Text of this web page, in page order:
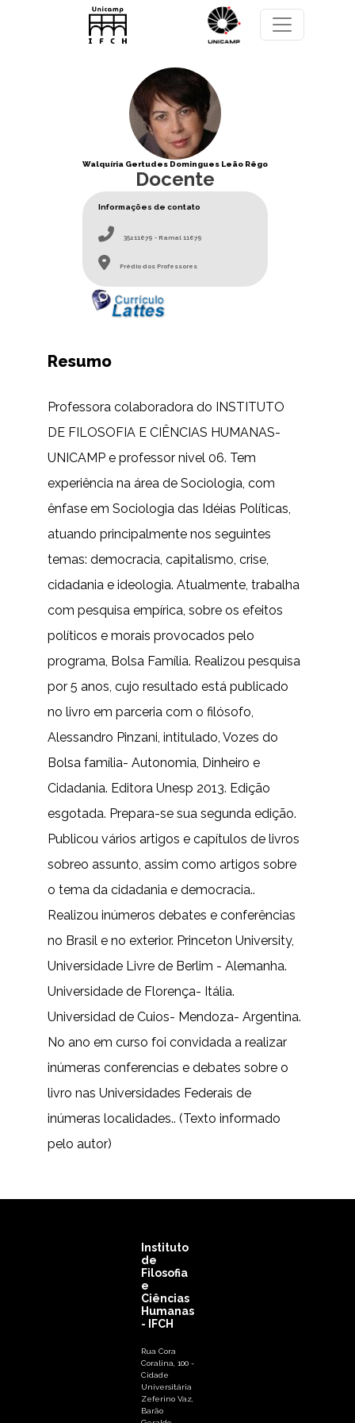
Pular para o conteúdo principal
Walquíria Gertudes Domingues Leão Rêgo
Docente
Informações de contato
35211679 - Ramal 11679
Prédio dos Professores
Resumo
Professora colaboradora do INSTITUTO
DE FILOSOFIA E CIÊNCIAS HUMANAS-
UNICAMP e professor nivel 06. Tem
experiência na área de Sociologia, com
ênfase em Sociologia das Idéias Políticas,
atuando principalmente nos seguintes
temas: democracia, capitalismo, crise,
cidadania e ideologia. Atualmente, trabalha
com pesquisa empírica, sobre os efeitos
políticos e morais provocados pelo
programa, Bolsa Família. Realizou pesquisa
por 5 anos, cujo resultado está publicado
no livro em parceria com o filósofo,
Alessandro Pinzani, intitulado, Vozes do
Bolsa família- Autonomia, Dinheiro e
Cidadania. Editora Unesp 2013. Edição
esgotada. Prepara-se sua segunda edição.
Publicou vários artigos e capítulos de livros
sobreo assunto, assim como artigos sobre
o tema da cidadania e democracia..
Realizou inúmeros debates e conferências
no Brasil e no exterior. Princeton University,
Universidade Livre de Berlim - Alemanha.
Universidade de Florença- Itália.
Universidad de Cuios- Mendoza- Argentina.
No ano em curso foi convidada a realizar
inúmeras conferencias e debates sobre o
livro nas Universidades Federais de
inúmeras localidades.. (Texto informado
pelo autor)
Instituto
de
Filosofia
e
Ciências
Humanas
- IFCH
Rua Cora
Coralina, 100 -
Cidade
Universitária
Zeferino Vaz,
Barão